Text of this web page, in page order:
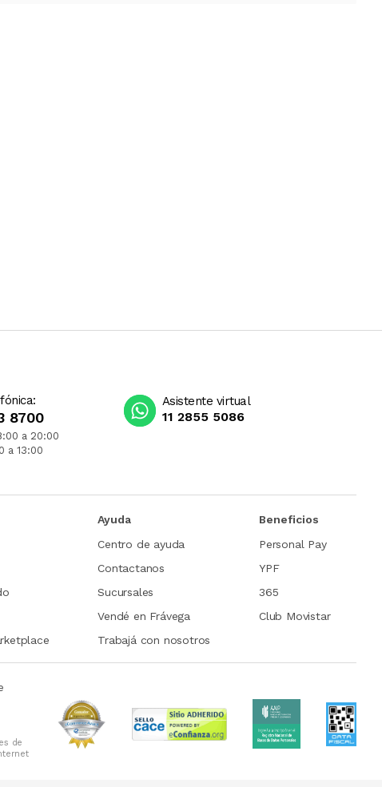
8700
a 20:00
a 13:00
Asistente virtual
11 2855 5086
Ayuda
Centro de ayuda
Contactanos
Sucursales
Vendé en Frávega
Trabajá con nosotros
Beneficios
Personal Pay
YPF
365
Club Movistar
de